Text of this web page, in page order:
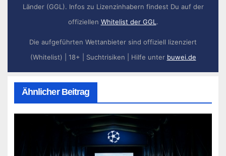
Länder (GGL). Infos zu Lizenzinhabern findest Du auf der
offiziellen Whitelist der GGL .
Die aufgeführten Wettanbieter sind offiziell lizenziert
(Whitelist) | 18+ | Suchtrisiken | Hilfe unter buwei.de
Ähnlicher Beitrag